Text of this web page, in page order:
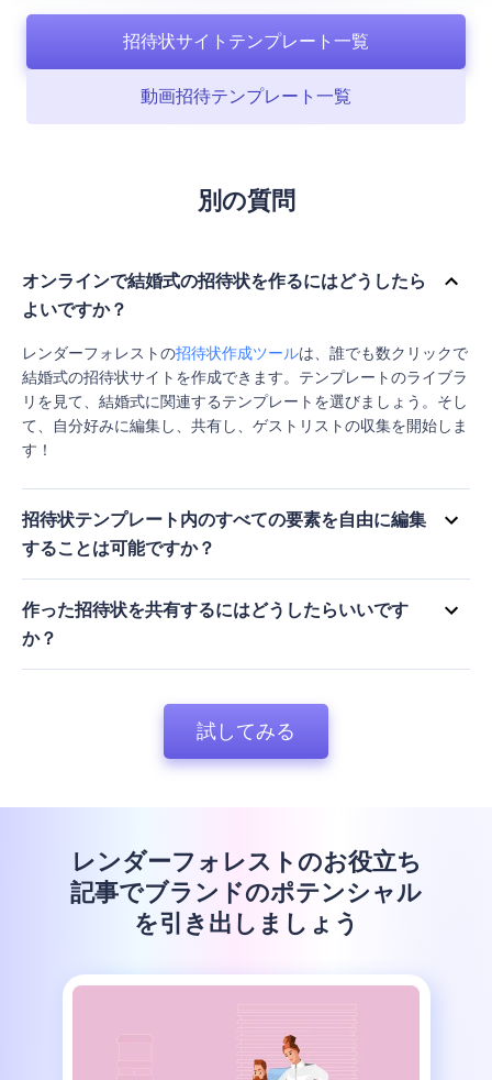
招待状サイトテンプレート一覧
動画招待テンプレート一覧
別の質問
オンラインで結婚式の招待状を作るにはどうしたら
よいですか？
レンダーフォレストの招待状作成ツールは、誰でも数クリックで
結婚式の招待状サイトを作成できます。テンプレートのライブラ
リを見て、結婚式に関連するテンプレートを選びましょう。そし
て、自分好みに編集し、共有し、ゲストリストの収集を開始しま
す！
招待状テンプレート内のすべての要素を自由に編集
することは可能ですか？
はい、招待状テンプレート内のほぼすべての要素を自由に編集で
きます。イベントのテーマや個性に合わせて、テキスト、フォン
ト、色、曲などを変更できます。ウェブサイトを公開したら、ゲ
ストリストの管理、手動ゲストの追加、ゲストに通知を送るなど
のオプションが用意されています。
作った招待状を共有するにはどうしたらいいです
か？
招待状サイトを作成すれば、ネットワークに共有し、ゲストの収
試してみる
レンダーフォレストのお役立ち
記事でブランドのポテンシャル
を引き出しましょう